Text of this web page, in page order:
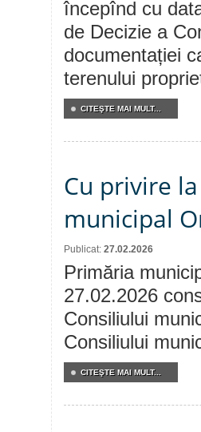
începînd cu
de Decizie a
documentației
terenului
CITEŞTE MAI MULT...
Cu privire
municipal
Publicat: 27.02.2026
Primăria
27.02.2026
Consiliului
Consiliului
CITEŞTE MAI MULT...